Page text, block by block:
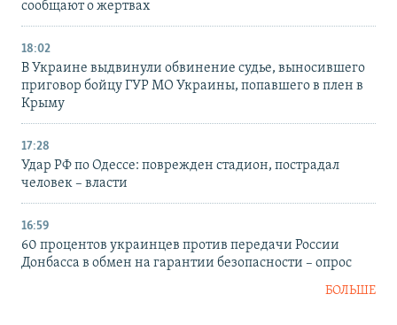
сообщают о жертвах
18:02
В Украине выдвинули обвинение судье, выносившего
приговор бойцу ГУР МО Украины, попавшего в плен в
Крыму
17:28
Удар РФ по Одессе: поврежден стадион, пострадал
человек – власти
16:59
60 процентов украинцев против передачи России
Донбасса в обмен на гарантии безопасности – опрос
БОЛЬШЕ